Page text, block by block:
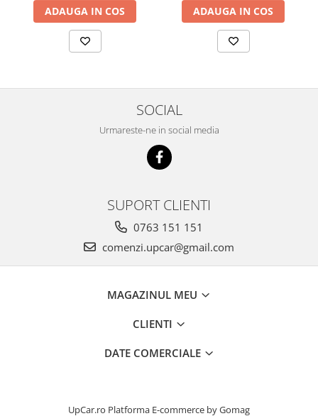
ADAUGA IN COS ADAUGA IN COS
SOCIAL
Urmareste-ne in social media
SUPORT CLIENTI
0763 151 151
comenzi.upcar@gmail.com
MAGAZINUL MEU
CLIENTI
DATE COMERCIALE
UpCar.ro Platforma E-commerce by Gomag